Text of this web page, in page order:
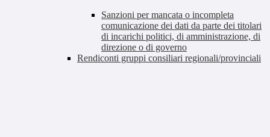
Sanzioni per mancata o incompleta
comunicazione dei dati da parte dei titolari
di incarichi politici, di amministrazione, di
direzione o di governo
Rendiconti gruppi consiliari regionali/provinciali